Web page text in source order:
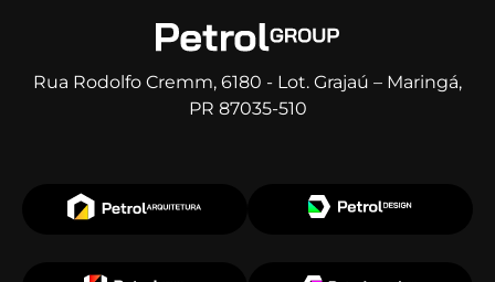
Rua Rodolfo Cremm, 6180 - Lot. Grajaú – Maringá,
PR 87035-510